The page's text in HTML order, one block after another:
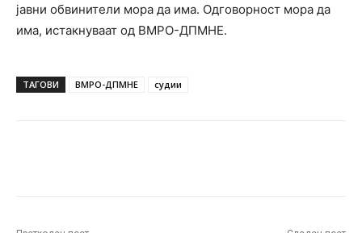
јавни обвинители мора да има. Одговорност мора да
има, истакнуваат од ВМРО-ДПМНЕ.
ТАГОВИ ВМРО-ДПМНЕ судии